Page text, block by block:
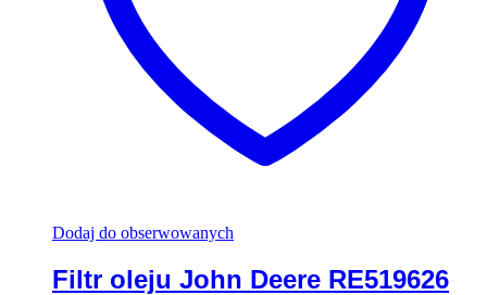
Dodaj do obserwowanych
Filtr oleju John Deere RE519626